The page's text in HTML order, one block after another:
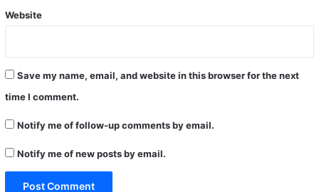
Website
Save my name, email, and website in this browser for the next
time I comment.
Notify me of follow-up comments by email.
Notify me of new posts by email.